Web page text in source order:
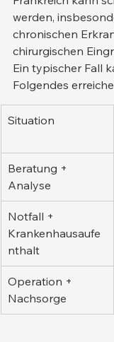
werden,
chronischen
chirurgischen
Ein typischer Fall
Folgendes
Situation
Beratung +
Analyse
Notfall +
Krankenhausaufe
nthalt
Operation +
Nachsorge